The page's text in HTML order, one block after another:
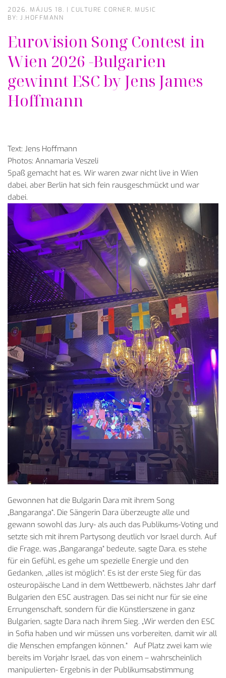
2026. MÁJUS 18. | CULTURE CORNER, MUSIC
BY: J.HOFFMANN
Eurovision Song Contest in
Wien 2026 -Bulgarien
gewinnt ESC by Jens James
Hoffmann
Text: Jens Hoffmann
Photos: Annamaria Veszeli
Spaß gemacht hat es. Wir waren zwar nicht live in Wien
dabei, aber Berlin hat sich fein rausgeschmückt und war
dabei.
Gewonnen hat die Bulgarin Dara mit ihrem Song
„Bangaranga“. Die Sängerin Dara überzeugte alle und
gewann sowohl das Jury- als auch das Publikums-Voting und
setzte sich mit ihrem Partysong deutlich vor Israel durch. Auf
die Frage, was „Bangaranga“ bedeute, sagte Dara, es stehe
für ein Gefühl, es gehe um spezielle Energie und den
Gedanken, „alles ist möglich“. Es ist der erste Sieg für das
osteuropäische Land in dem Wettbewerb, nächstes Jahr darf
Bulgarien den ESC austragen. Das sei nicht nur für sie eine
Errungenschaft, sondern für die Künstlerszene in ganz
Bulgarien, sagte Dara nach ihrem Sieg. „Wir werden den ESC
in Sofia haben und wir müssen uns vorbereiten, damit wir all
die Menschen empfangen können.“ Auf Platz zwei kam wie
bereits im Vorjahr Israel, das von einem – wahrscheinlich
manipulierten- Ergebnis in der Publikumsabstimmung